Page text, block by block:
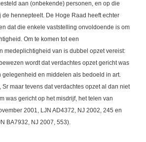
aan (onbekende) personen, en op die
de hennepteelt. De Hoge Raad heeft echter
dat die enkele vaststelling onvoldoende is om
Om te komen tot een
medeplichtigheid van is dubbel opzet vereist:
wordt dat verdachtes opzet gericht was
gelegenheid en middelen als bedoeld in art.
Sr maar tevens dat verdachtes opzet al dan niet
was gericht op het misdrijf, het telen van
2001, LJN AD4372, NJ 2002, 245 en
BA7932, NJ 2007, 553).